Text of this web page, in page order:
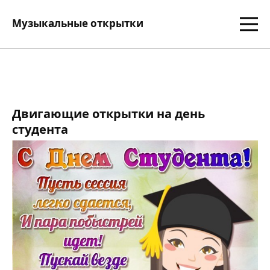
Музыкальные открытки
Двигающие открытки на день
студента